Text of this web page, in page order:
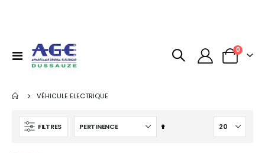
Basculer
Panier
0articles
VÉHICULE ELECTRIQUE
FILTRES
Par